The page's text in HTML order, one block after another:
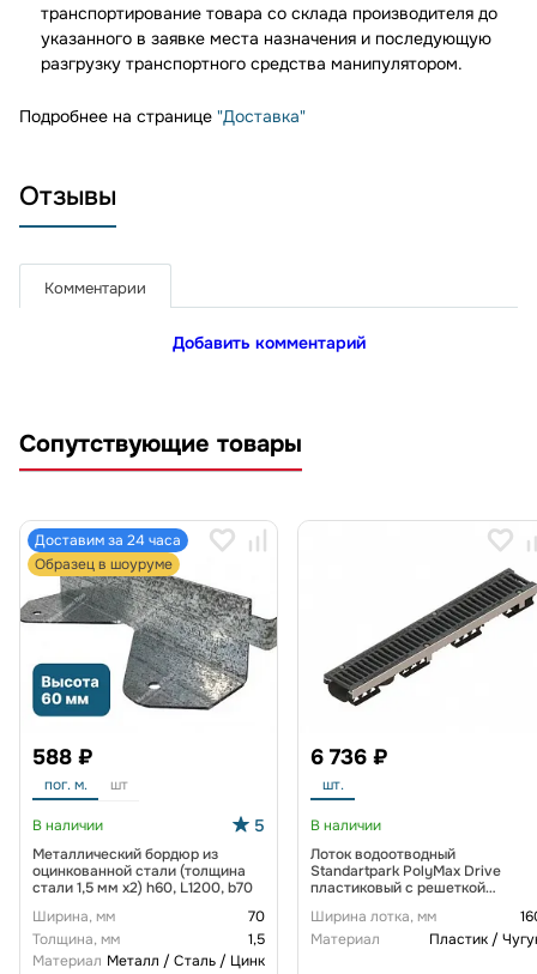
транспортирование товара со склада производителя до
указанного в заявке места назначения и последующую
разгрузку транспортного средства манипулятором.
Подробнее на странице "Доставка"
Отзывы
Комментарии
Добавить комментарий
Сопутствующие товары
Доставим за 24 часа
Образец в шоуруме
588 ₽
пог. м. шт
В наличии 5
Металлический бордюр из
оцинкованной стали (толщина
стали 1,5 мм x2) h60, L1200, b70
Ширина, мм
70
Толщина, мм
1,5
Материал Металл / Сталь / Цинк
6 736 ₽
шт.
В наличии
Лоток водоотводный
Standartpark PolyMax Drive
пластиковый с решеткой
(комплект) 0805034-М
Ширина лотка, мм
Материал
Пластик /